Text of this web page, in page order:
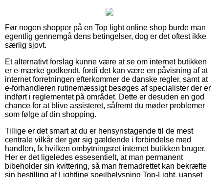
Før nogen shopper på en Top light online shop burde man
egentlig gennemgå dens betingelser, dog er det oftest ikke
særlig sjovt.
Et alternativt forslag kunne være at se om internet butikken
er e-mærke godkendt, fordi det kan være en påvisning af at
internet forretningen efterkommer de danske regler, samt at
e-forhandleren rutinemæssigt besøges af specialister der er
indført i reglementet på området. Dette er desuden en god
chance for at blive assisteret, såfremt du møder problemer
som følge af din shopping.
Tillige er det smart at du er hensynstagende til de mest
centrale vilkår der gør sig gældende i forbindelse med
handlen, fx hvilken ombytningsret internet butikken bruger.
Her er det ligeledes essesentielt, at man permanent
bibeholder sin kvittering, så man fremadrettet kan bekræfte
sin bestilling af Lightline spejlbelysning Top-Light, uanset